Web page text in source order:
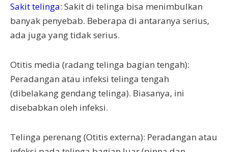
Sakit telinga: Sakit di telinga bisa menimbulkan
banyak penyebab. Beberapa di antaranya serius,
ada juga yang tidak serius.
Otitis media (radang telinga bagian tengah):
Peradangan atau infeksi telinga tengah
(dibelakang gendang telinga). Biasanya, ini
disebabkan oleh infeksi.
Telinga perenang (Otitis externa): Peradangan atau